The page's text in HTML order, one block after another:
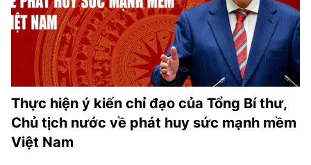
Thực hiện ý kiến chỉ đạo của Tổng Bí thư,
Chủ tịch nước về phát huy sức mạnh mềm
Việt Nam